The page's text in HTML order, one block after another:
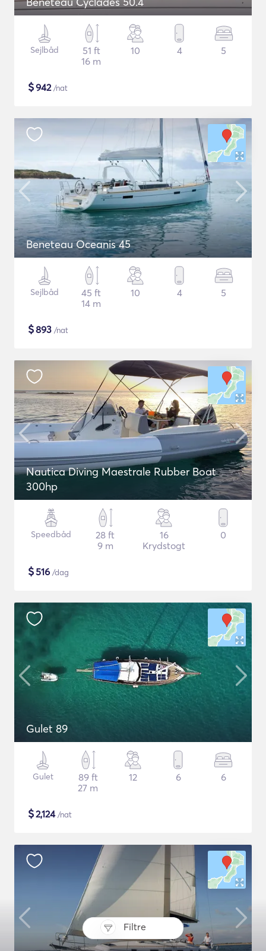
Filtre
Sejlbåd
51 ft
16 m
10 4 5
$942/nat
Beneteau Oceanis 45
Sejlbåd
45 ft
14 m
10 4 5
$893 /nat
Nautica Diving Maestrale Rubber Boat
300hp
Speedbåd
28 ft
9 m
16
Krydstogt
0
$516 /dag
Gulet 89
Gulet
89 ft
27 m
12 6 6
$2,124/nat